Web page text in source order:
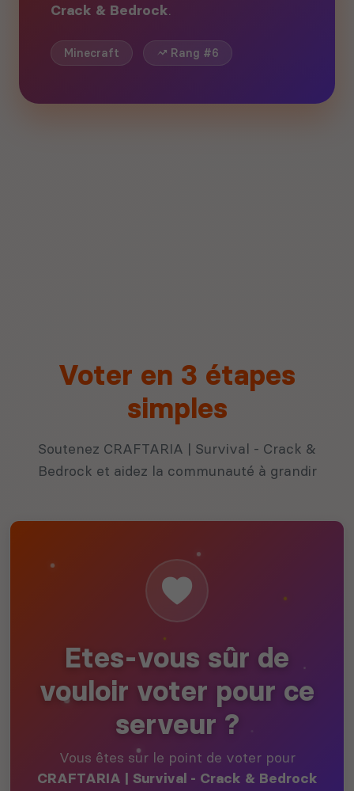
Crack & Bedrock.
Minecraft Rang #6
Voter en 3 étapes
simples
Soutenez CRAFTARIA | Survival - Crack &
Bedrock et aidez la communauté à grandir
Etes-vous sûr de
vouloir voter pour ce
serveur ?
Vous êtes sur le point de voter pour
CRAFTARIA | Survival - Crack & Bedrock